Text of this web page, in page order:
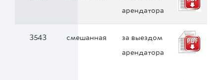
арендатора
3543 смешанная
за выездом
арендатора